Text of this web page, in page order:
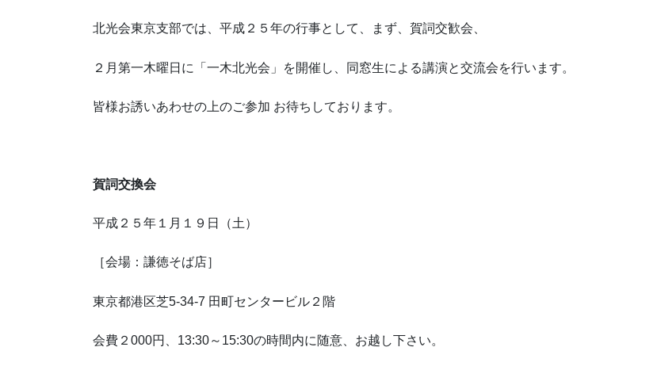
北光会東京支部では、平成２５年の行事として、まず、賀詞交歓会、
２月第一木曜日に「一木北光会」を開催し、同窓生による講演と交流会を行います。
皆様お誘いあわせの上のご参加 お待ちしております。
賀詞交換会
平成２５年１月１９日（土）
［会場：謙徳そば店］
東京都港区芝5-34-7 田町センタービル２階
会費２000円、13:30～15:30の時間内に随意、お越し下さい。